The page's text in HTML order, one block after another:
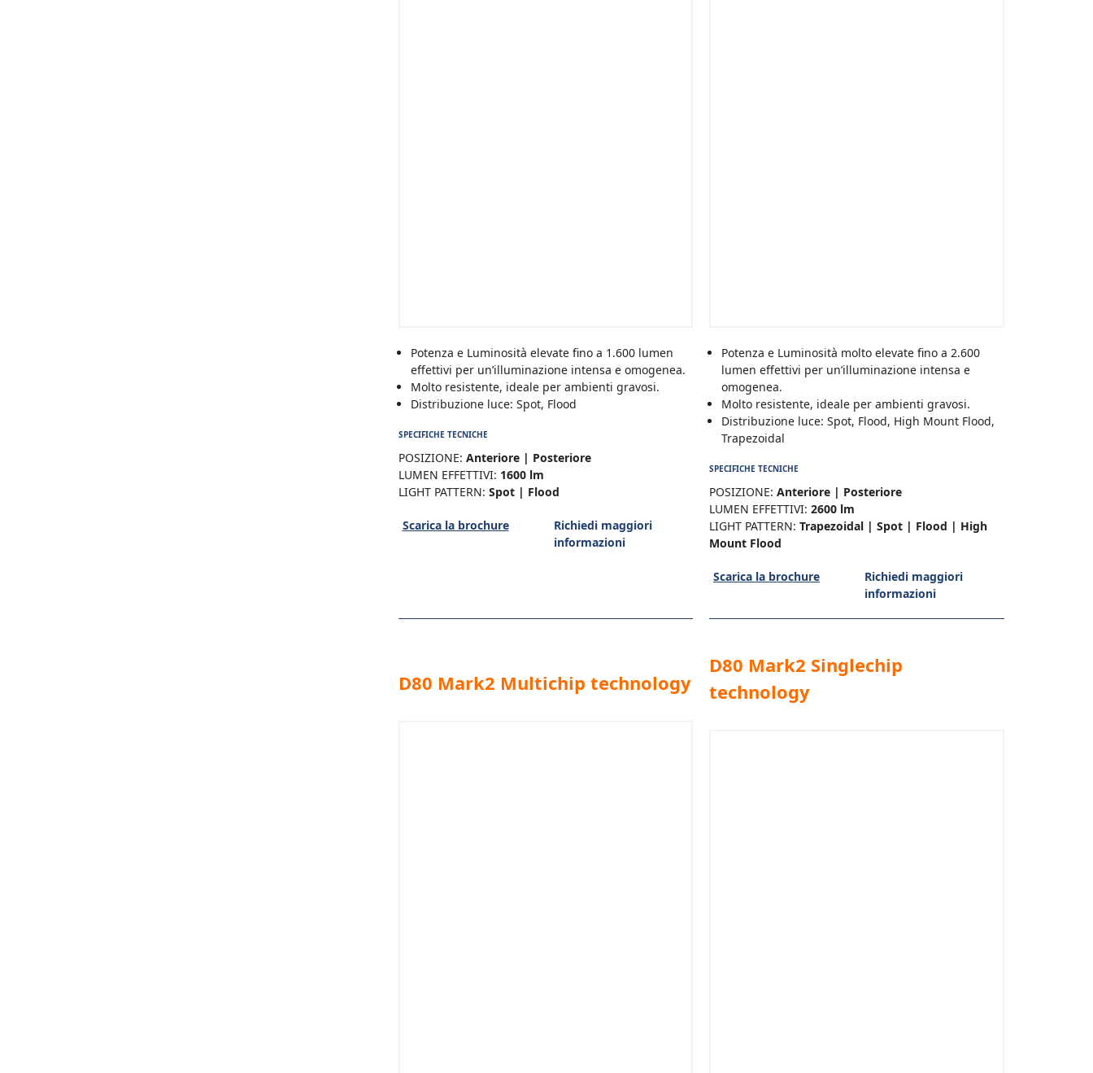
Potenza e Luminosità elevate fino a 1.600 lumen
effettivi per un’illuminazione intensa e omogenea.
Molto resistente, ideale per ambienti gravosi.
Distribuzione luce: Spot, Flood
SPECIFICHE TECNICHE
POSIZIONE: Anteriore | Posteriore
LUMEN EFFETTIVI: 1600 lm
LIGHT PATTERN: Spot | Flood
Scarica la brochure
Richiedi maggiori
informazioni
Potenza e Luminosità molto elevate fino a 2.600
lumen effettivi per un’illuminazione intensa e
omogenea.
Molto resistente, ideale per ambienti gravosi.
Distribuzione luce: Spot, Flood, High Mount Flood,
Trapezoidal
SPECIFICHE TECNICHE
POSIZIONE: Anteriore | Posteriore
LUMEN EFFETTIVI: 2600 lm
LIGHT PATTERN: Trapezoidal | Spot | Flood | High
Mount Flood
Scarica la brochure
Richiedi maggiori
informazioni
D80 Mark2 Multichip technology
D80 Mark2 Singlechip
technology